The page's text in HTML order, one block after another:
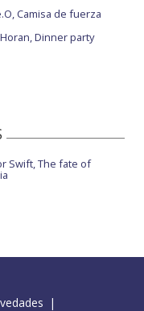
Camisa de fuerza
Dinner party
Swift, The fate of